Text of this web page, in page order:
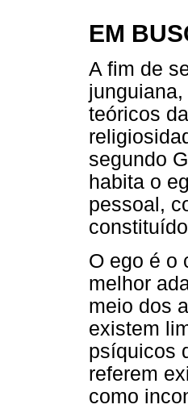
EM
A fim de
teóricos
segundo
habita o
pessoal,
O ego é o
melhor
meio dos
existem
psíquicos
referem
como